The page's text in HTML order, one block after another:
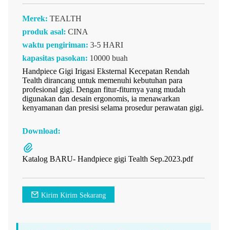
Merek: TEALTH
produk asal: CINA
waktu pengiriman: 3-5 HARI
kapasitas pasokan: 10000 buah
Handpiece Gigi Irigasi Eksternal Kecepatan Rendah
Tealth dirancang untuk memenuhi kebutuhan para
profesional gigi. Dengan fitur-fiturnya yang mudah
digunakan dan desain ergonomis, ia menawarkan
kenyamanan dan presisi selama prosedur perawatan gigi.
Download:
Katalog BARU- Handpiece gigi Tealth Sep.2023.pdf
Kirim Kirim Sekarang